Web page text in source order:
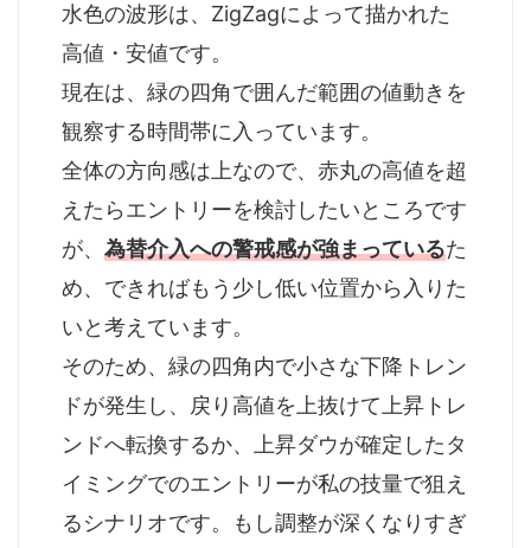
水色の波形は、ZigZagによって描かれた
高値・安値です。
現在は、緑の四角で囲んだ範囲の値動きを
観察する時間帯に入っています。
全体の方向感は上なので、赤丸の高値を超
えたらエントリーを検討したいところです
が、 為替介入への警戒感が強まっているた
め、できればもう少し低い位置から入りた
いと考えています。
そのため、緑の四角内で小さな下降トレン
ドが発生し、戻り高値を上抜けて上昇トレ
ンドへ転換するか、上昇ダウが確定したタ
イミングでのエントリーが私の技量で狙え
るシナリオです。もし調整が深くなりすぎ